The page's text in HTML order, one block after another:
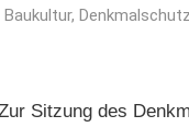
,
Sitzung des